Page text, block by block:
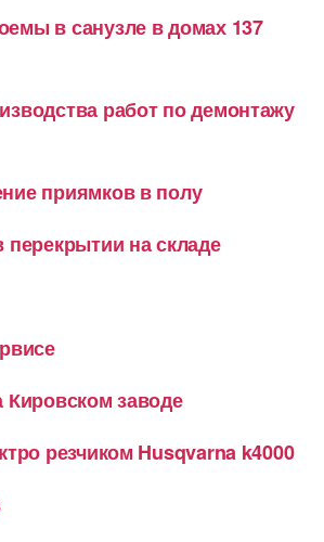
в санузле в домах 137
работ по демонтажу
приямков в полу
перекрытии на складе
Кировском заводе
резчиком Husqvarna k4000